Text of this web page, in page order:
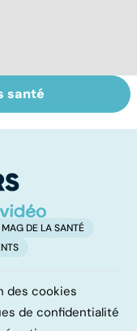
une
taboue
santé
MAG DE LA SANTÉ
des cookies
de confidentialité